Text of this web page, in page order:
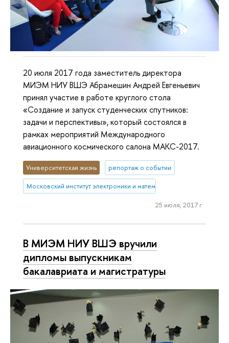
20 июля 2017 года заместитель директора
МИЭМ НИУ ВШЭ Абрамешин Андрей Евгеньевич
принял участие в работе круглого стола
«Создание и запуск студенческих спутников:
задачи и перспективы», который состоялся в
рамках мероприятий Международного
авиационного космического салона МАКС-2017.
Университетская жизнь репортаж о событии
Московский институт электроники и математики им. А.Н. Тихонова
25 июля, 2017 г.
В МИЭМ НИУ ВШЭ вручили
дипломы выпускникам
бакалавриата и магистратуры